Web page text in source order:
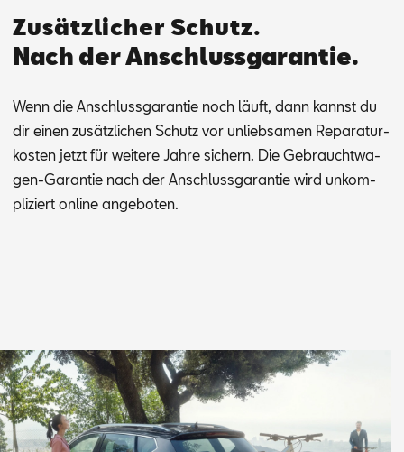
Zusätzlicher Schutz.
Nach der Anschlussgarantie.
Wenn die An­schluss­ga­ran­tie noch läuft, dann kannst du
dir ei­nen zu­sätz­li­chen Schutz vor un­lieb­sa­men Re­pa­ra­tur­
kos­ten jetzt für wei­te­re Jah­re si­chern. Die Ge­braucht­wa­
gen-Ga­ran­tie nach der An­schluss­ga­ran­tie wird un­kom­
pli­ziert on­line an­ge­bo­ten.